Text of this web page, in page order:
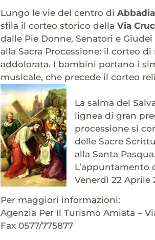
Lungo le vie del centro di
sfila il corteo storico della Via
dalle Pie Donne, Senatori e
alla Sacra Processione: il corteo
addolorata. I bambini portano i
musicale, che precede il corteo
La salma del
lignea di gran
processione si
delle Sacre
alla Santa Pasqua.
L’appuntamento
Venerdì 22 Aprile
Per maggiori informazioni:
Agenzia Per Il Turismo Amiata –
Fax 0577/775877